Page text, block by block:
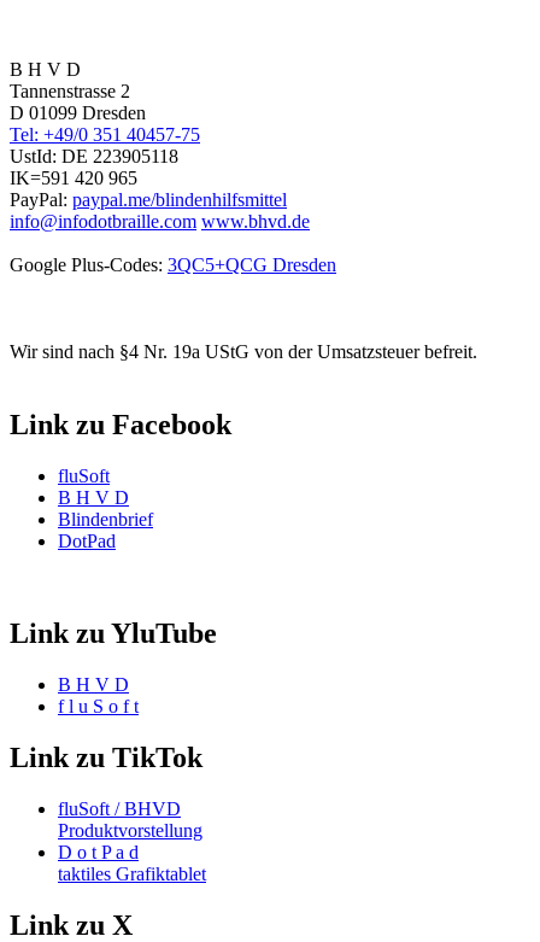
B H V D
Tannenstrasse 2
D 01099 Dresden
Tel: +49/0 351 40457-75
UstId: DE 223905118
IK=591 420 965
PayPal: paypal.me/blindenhilfsmittel
info@infodotbraille.com www.bhvd.de
Google Plus-Codes: 3QC5+QCG Dresden
Wir sind nach §4 Nr. 19a UStG von der Umsatzsteuer befreit.
Link zu Facebook
fluSoft
B H V D
Blindenbrief
DotPad
Link zu YluTube
B H V D
f l u S o f t
Link zu TikTok
fluSoft / BHVD
Produktvorstellung
D o t P a d
taktiles Grafiktablet
Link zu X